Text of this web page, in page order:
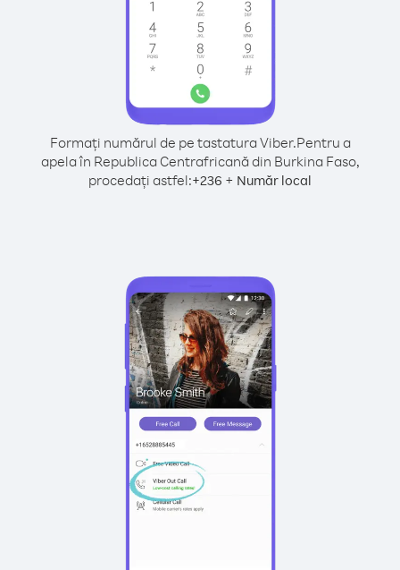
Formați numărul de pe tastatura Viber.Pentru a
apela în Republica Centrafricană din Burkina Faso,
procedați astfel:+236 + Număr local